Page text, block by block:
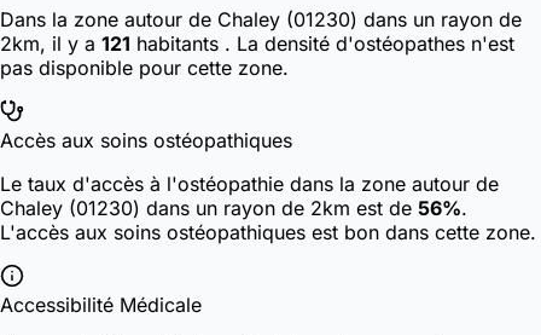
Dans la zone autour de Chaley (01230) dans un rayon de
2km, il y a 121 habitants . La densité d'ostéopathes n'est
pas disponible pour cette zone.
Accès aux soins ostéopathiques
Le taux d'accès à l'ostéopathie dans la zone autour de
Chaley (01230) dans un rayon de 2km est de 56%.
L'accès aux soins ostéopathiques est bon dans cette zone.
Accessibilité Médicale